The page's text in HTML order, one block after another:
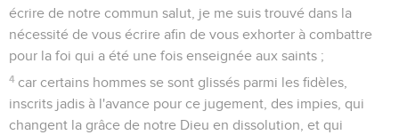
écrire de notre commun salut, je me suis trouvé dans la
nécessité de vous écrire afin de vous exhorter à combattre
pour la foi qui a été une fois enseignée aux saints ;
4 car certains hommes se sont glissés parmi les fidèles,
inscrits jadis à l'avance pour ce jugement, des impies, qui
changent la grâce de notre Dieu en dissolution, et qui